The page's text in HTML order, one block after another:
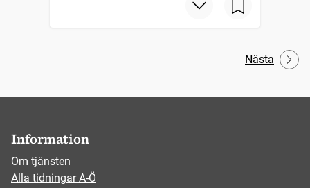
Nästa
Information
Om tjänsten
Alla tidningar A-Ö